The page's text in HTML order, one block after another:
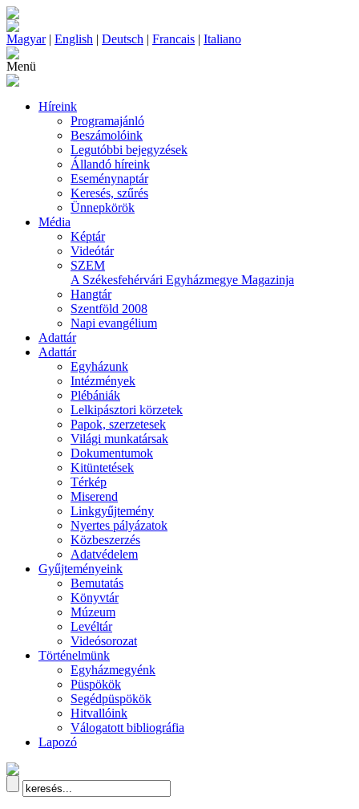
Magyar| English | Deutsch | Francais | Italiano
Menü
Híreink
Programajánló
Beszámolóink
Legutóbbi bejegyzések
Állandó híreink
Eseménynaptár
Keresés, szűrés
Ünnepkörök
Média
Képtár
Videótár
SZEM
A Székesfehérvári Egyházmegye Magazinja
Hangtár
Szentföld 2008
Napi evangélium
Adattár
Adattár
Egyházunk
Intézmények
Plébániák
Lelkipásztori körzetek
Papok, szerzetesek
Világi munkatársak
Dokumentumok
Kitüntetések
Térkép
Miserend
Linkgyűjtemény
Nyertes pályázatok
Közbeszerzés
Adatvédelem
Gyűjteményeink
Bemutatás
Könyvtár
Múzeum
Levéltár
Videósorozat
Történelmünk
Egyházmegyénk
Püspökök
Segédpüspökök
Hitvallóink
Válogatott bibliográfia
Lapozó